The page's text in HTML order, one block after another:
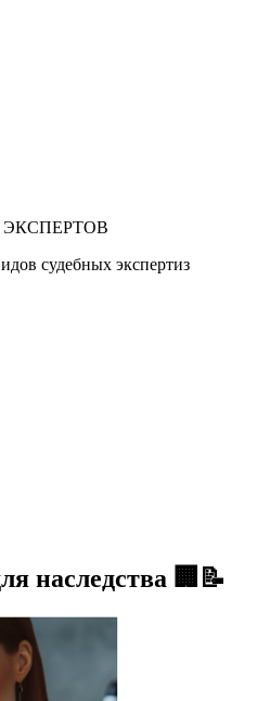
судебных экспертиз
наследства 🏢📝